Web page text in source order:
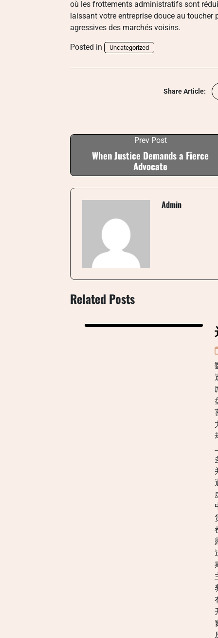
où les frottements administratifs sont
laissant votre entreprise douce au
agressives des marchés voisins.
Posted in Uncategorized
Share Article:
Prev Post
When Justice Demands a Fierce
Advocate
Admin
Related Posts